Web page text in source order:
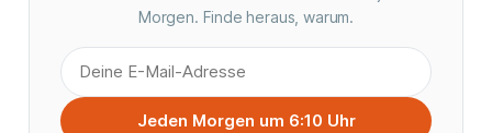
Morgen. Finde heraus, warum.
Jeden Morgen um 6:10 Uhr